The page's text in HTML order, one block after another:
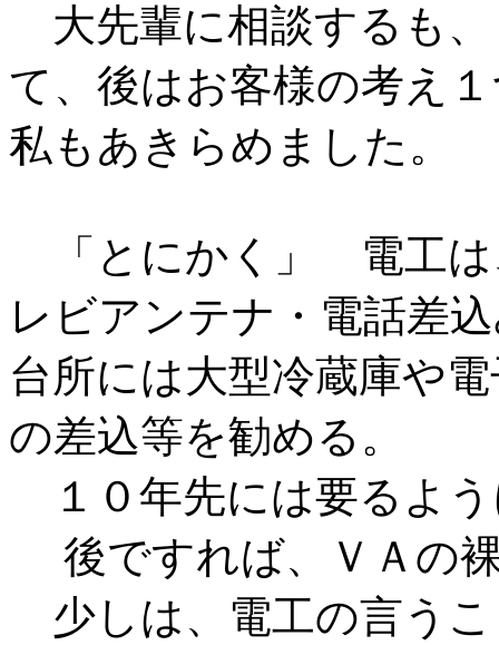
大先輩に相談するも、
て、後はお客様の考え
私もあきらめました。
「とにかく」 電工は
レビアンテナ・電話差
台所には大型冷蔵庫や
の差込等を勧める。
１０年先には要るよ
後ですれば、ＶＡの
少しは、電工の言う